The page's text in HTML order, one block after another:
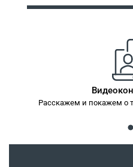
Расскажем и покажем о